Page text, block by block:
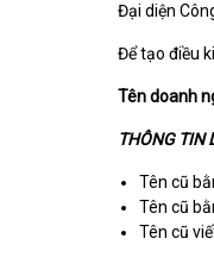
Đại diện
Để tạo điều
Tên doanh
THÔNG TIN
Tên cũ
Tên cũ
Tên cũ